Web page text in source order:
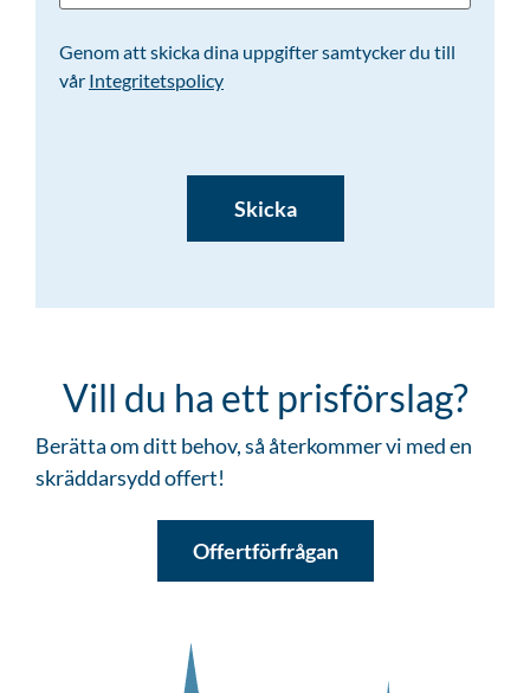
Genom att skicka dina uppgifter samtycker du till
vår Integritetspolicy
Vill du ha ett prisförslag?
Berätta om ditt behov, så återkommer vi med en
skräddarsydd offert!
Offertförfrågan